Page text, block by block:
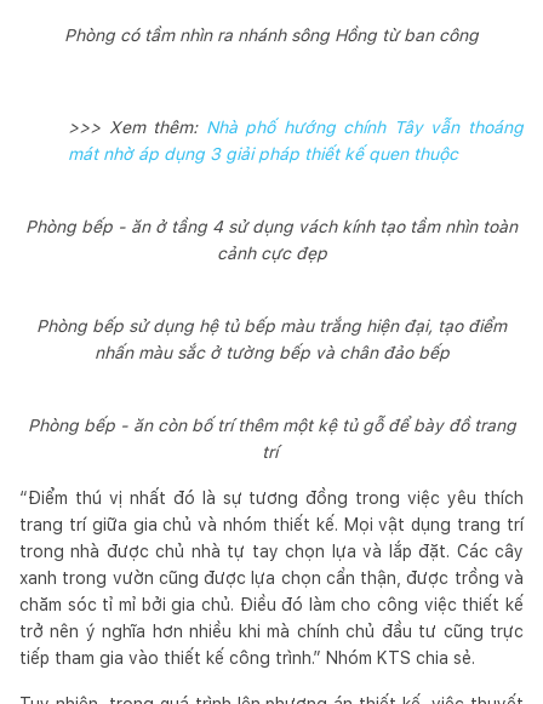
Phòng có tầm nhìn ra nhánh sông Hồng từ ban công
>>> Xem thêm: Nhà phố hướng chính Tây vẫn thoáng
mát nhờ áp dụng 3 giải pháp thiết kế quen thuộc
Phòng bếp - ăn ở tầng 4 sử dụng vách kính tạo tầm nhìn toàn
cảnh cực đẹp
Phòng bếp sử dụng hệ tủ bếp màu trắng hiện đại, tạo điểm
nhấn màu sắc ở tường bếp và chân đảo bếp
Phòng bếp - ăn còn bố trí thêm một kệ tủ gỗ để bày đồ trang
trí
“Điểm thú vị nhất đó là sự tương đồng trong việc yêu thích
trang trí giữa gia chủ và nhóm thiết kế. Mọi vật dụng trang trí
trong nhà được chủ nhà tự tay chọn lựa và lắp đặt. Các cây
xanh trong vườn cũng được lựa chọn cẩn thận, được trồng và
chăm sóc tỉ mỉ bởi gia chủ. Điều đó làm cho công việc thiết kế
trở nên ý nghĩa hơn nhiều khi mà chính chủ đầu tư cũng trực
tiếp tham gia vào thiết kế công trình.” Nhóm KTS chia sẻ.